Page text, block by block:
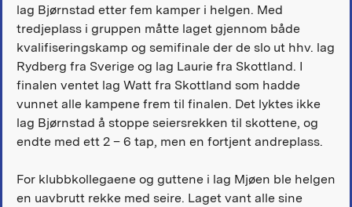
lag Bjørnstad etter fem kamper i helgen. Med
tredjeplass i gruppen måtte laget gjennom både
kvalifiseringskamp og semifinale der de slo ut hhv. lag
Rydberg fra Sverige og lag Laurie fra Skottland. I
finalen ventet lag Watt fra Skottland som hadde
vunnet alle kampene frem til finalen. Det lyktes ikke
lag Bjørnstad å stoppe seiersrekken til skottene, og
endte med ett 2 – 6 tap, men en fortjent andreplass.
For klubbkollegaene og guttene i lag Mjøen ble helgen
en uavbrutt rekke med seire. Laget vant alle sine